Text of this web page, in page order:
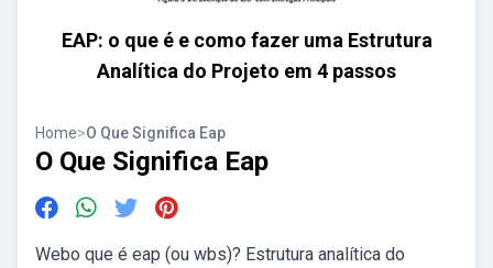
EAP: o que é e como fazer uma Estrutura
Analítica do Projeto em 4 passos
Home>O Que Significa Eap
O Que Significa Eap
Webo que é eap (ou wbs)? Estrutura analítica do